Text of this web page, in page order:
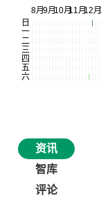
资讯
智库
评论